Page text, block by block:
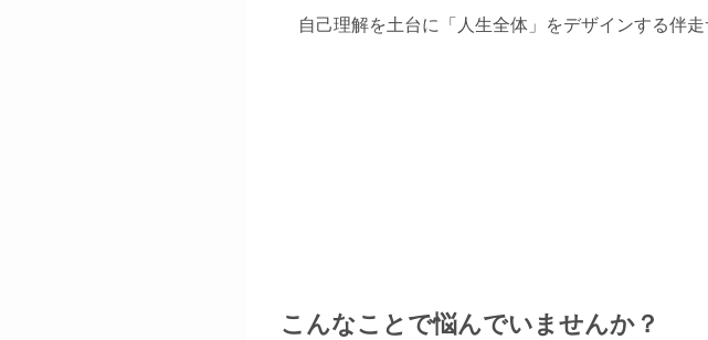
自己理解を土台に「人生全体」をデザインする伴走
こんなことで悩んでいませんか？